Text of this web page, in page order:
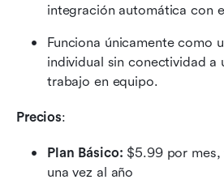
integración automática con
Funciona únicamente como
individual sin conectividad a
trabajo en equipo.
Precios:
Plan Básico: $5.99 por mes,
una vez al año